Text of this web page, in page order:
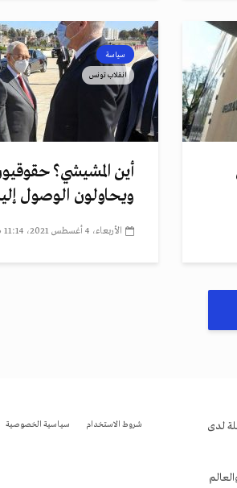
سياسة
انقلاب تونس
أين المشيشي؟
ويحاولون الوصول
الأربعاء، 4 أغسطس 2021، 11:14 ص
لدى
شروط الاستخدام سياسية الخصوصية